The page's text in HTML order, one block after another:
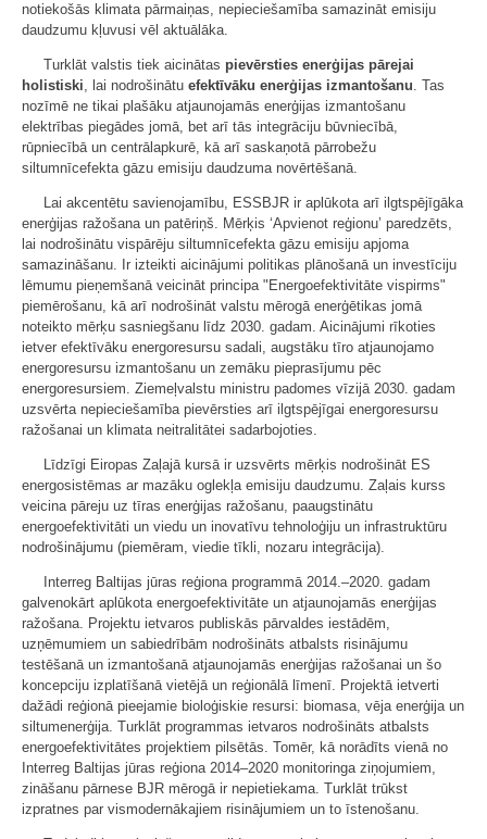
notiekošās klimata pārmaiņas, nepieciešamība samazināt emisiju
daudzumu kļuvusi vēl aktuālāka.
Turklāt valstis tiek aicinātas pievērsties enerģijas pārejai
holistiski, lai nodrošinātu efektīvāku enerģijas izmantošanu. Tas
nozīmē ne tikai plašāku atjaunojamās enerģijas izmantošanu
elektrības piegādes jomā, bet arī tās integrāciju būvniecībā,
rūpniecībā un centrālapkurē, kā arī saskaņotā pārrobežu
siltumnīcefekta gāzu emisiju daudzuma novērtēšanā.
Lai akcentētu savienojamību, ESSBJR ir aplūkota arī ilgtspējīgāka
enerģijas ražošana un patēriņš. Mērķis ‘Apvienot reģionu’ paredzēts,
lai nodrošinātu vispārēju siltumnīcefekta gāzu emisiju apjoma
samazināšanu. Ir izteikti aicinājumi politikas plānošanā un investīciju
lēmumu pieņemšanā veicināt principa "Energoefektivitāte vispirms"
piemērošanu, kā arī nodrošināt valstu mērogā enerģētikas jomā
noteikto mērķu sasniegšanu līdz 2030. gadam. Aicinājumi rīkoties
ietver efektīvāku energoresursu sadali, augstāku tīro atjaunojamo
energoresursu izmantošanu un zemāku pieprasījumu pēc
energoresursiem. Ziemeļvalstu ministru padomes vīzijā 2030. gadam
uzsvērta nepieciešamība pievērsties arī ilgtspējīgai energoresursu
ražošanai un klimata neitralitātei sadarbojoties.
Līdzīgi Eiropas Zaļajā kursā ir uzsvērts mērķis nodrošināt ES
energosistēmas ar mazāku oglekļa emisiju daudzumu. Zaļais kurss
veicina pāreju uz tīras enerģijas ražošanu, paaugstinātu
energoefektivitāti un viedu un inovatīvu tehnoloģiju un infrastruktūru
nodrošinājumu (piemēram, viedie tīkli, nozaru integrācija).
Interreg Baltijas jūras reģiona programmā 2014.–2020. gadam
galvenokārt aplūkota energoefektivitāte un atjaunojamās enerģijas
ražošana. Projektu ietvaros publiskās pārvaldes iestādēm,
uzņēmumiem un sabiedrībām nodrošināts atbalsts risinājumu
testēšanā un izmantošanā atjaunojamās enerģijas ražošanai un šo
koncepciju izplatīšanā vietējā un reģionālā līmenī. Projektā ietverti
dažādi reģionā pieejamie bioloģiskie resursi: biomasa, vēja enerģija un
siltumenerģija. Turklāt programmas ietvaros nodrošināts atbalsts
energoefektivitātes projektiem pilsētās. Tomēr, kā norādīts vienā no
Interreg Baltijas jūras reģiona 2014–2020 monitoringa ziņojumiem,
zināšanu pārnese BJR mērogā ir nepietiekama. Turklāt trūkst
izpratnes par vismodernākajiem risinājumiem un to īstenošanu.